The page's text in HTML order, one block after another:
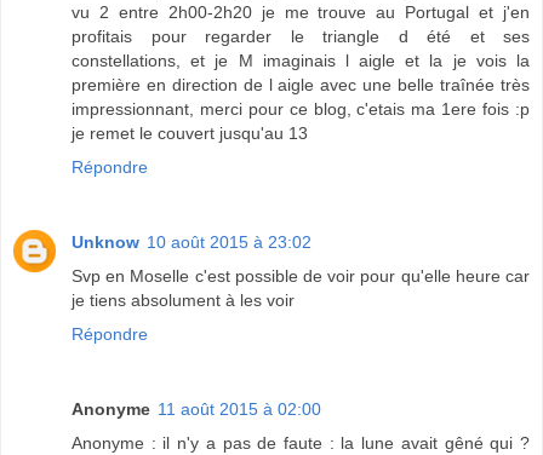
vu 2 entre 2h00-2h20 je me trouve au Portugal et j'en
profitais pour regarder le triangle d été et ses
constellations, et je M imaginais l aigle et la je vois la
première en direction de l aigle avec une belle traînée très
impressionnant, merci pour ce blog, c'etais ma 1ere fois :p
je remet le couvert jusqu'au 13
Répondre
Unknow 10 août 2015 à 23:02
Svp en Moselle c'est possible de voir pour qu'elle heure car
je tiens absolument à les voir
Répondre
Anonyme 11 août 2015 à 02:00
Anonyme : il n'y a pas de faute : la lune avait gêné qui ?